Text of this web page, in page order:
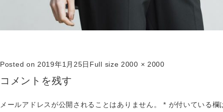
Posted on 2019年1月25日 Full size 2000 × 2000
コメントを残す
メールアドレスが公開されることはありません。 * が付いている欄